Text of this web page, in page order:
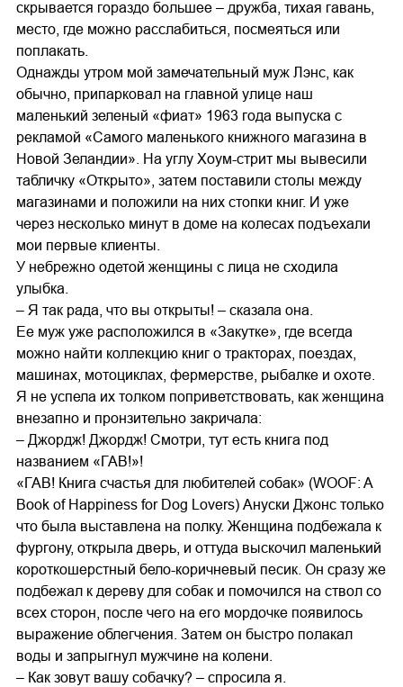
скрывается гораздо большее – дружба, тихая гавань,
место, где можно расслабиться, посмеяться или
поплакать.
Однажды утром мой замечательный муж Лэнс, как
обычно, припарковал на главной улице наш
маленький зеленый «фиат» 1963 года выпуска с
рекламой «Самого маленького книжного магазина в
Новой Зеландии». На углу Хоум-стрит мы вывесили
табличку «Открыто», затем поставили столы между
магазинами и положили на них стопки книг. И уже
через несколько минут в доме на колесах подъехали
мои первые клиенты.
У небрежно одетой женщины с лица не сходила
улыбка.
– Я так рада, что вы открыты! – сказала она.
Ее муж уже расположился в «Закутке», где всегда
можно найти коллекцию книг о тракторах, поездах,
машинах, мотоциклах, фермерстве, рыбалке и охоте.
Я не успела их толком поприветствовать, как женщина
внезапно и пронзительно закричала:
– Джордж! Джордж! Смотри, тут есть книга под
названием «ГАВ!»!
«ГАВ! Книга счастья для любителей собак» (WOOF: A
Book of Happiness for Dog Lovers) Ануски Джонс только
что была выставлена на полку. Женщина подбежала к
фургону, открыла дверь, и оттуда выскочил маленький
короткошерстный бело-коричневый песик. Он сразу же
подбежал к дереву для собак и помочился на ствол со
всех сторон, после чего на его мордочке появилось
выражение облегчения. Затем он быстро полакал
воды и запрыгнул мужчине на колени.
– Как зовут вашу собачку? – спросила я.